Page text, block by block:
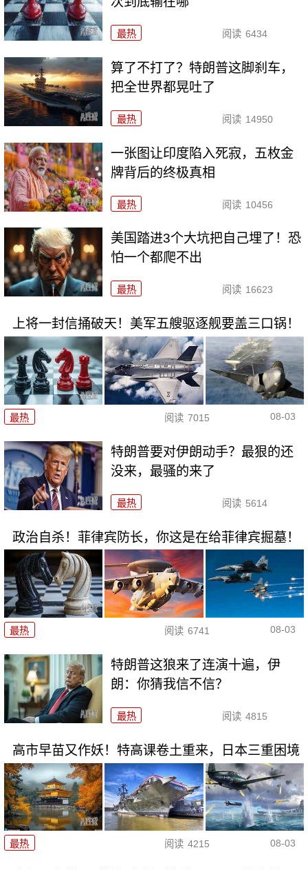
最热 阅读 6434
算了不打了？特朗普这脚刹车，
把全世界都晃吐了
最热 阅读 14950
一张图让印度陷入死寂，五枚金
牌背后的终极真相
最热 阅读 10456
美国踏进3个大坑把自己埋了！恐
怕一个都爬不出
最热 阅读 16623
上将一封信捅破天！美军五艘驱逐舰要盖三口锅！
最热 阅读 7015 08-03
特朗普要对伊朗动手？最狠的还
没来，最骚的来了
最热 阅读 5614
政治自杀！菲律宾防长，你这是在给菲律宾掘墓！
最热 阅读 6741 08-03
特朗普这狼来了连演十遍，伊
朗：你猜我信不信？
最热 阅读 4815
高市早苗又作妖！特高课卷土重来，日本三重困境
最热 阅读 4215 08-03